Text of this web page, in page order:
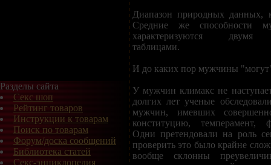
Разделы сайта
Секс шоп
Рейтинг товаров
Инструкции к товарам
Поиск по товарам
Форум/доска сообщений
Библиотека статей
Секс-энциклопедия
Диапазон природных данных,
Средние же способности
характеризуются двумя
таблицами.
И до каких пор мужчины
У мужчин климакс не
долгих лет ученые
мужчин, имевших
конституцию, темперамент,
Одни претендовали на роль
проверить это было крайне
вообще склонны